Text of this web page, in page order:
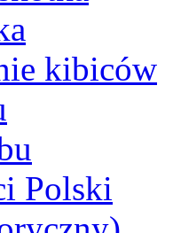
kibiców
Polski